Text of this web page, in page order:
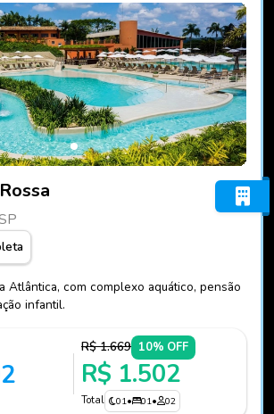
Atlântica, com complexo aquático, pensão
infantil.
R$ 1.669 10% OFF
R$ 1.502
Total 01• 01• 02